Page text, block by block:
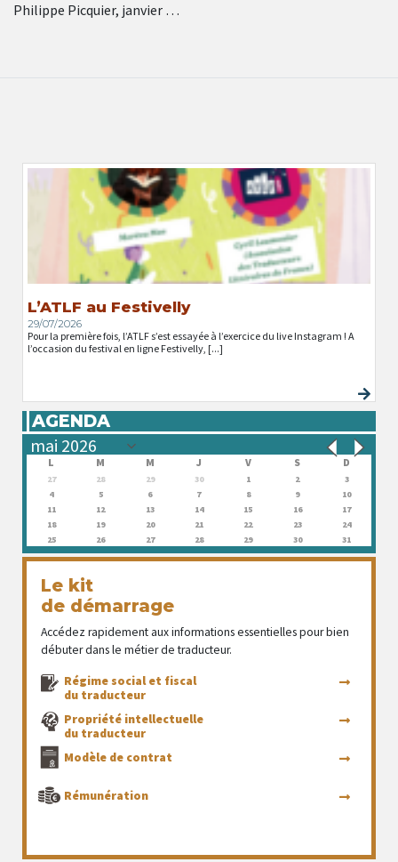
Philippe Picquier, janvier …
L’ATLF au Festivelly
29/07/2026
Pour la première fois, l’ATLF s’est essayée à l’exercice du live Instagram ! A
l’occasion du festival en ligne Festivelly, [...]
AGENDA
L M M J V S D
27 28 29 30 1 2
3
4
5 6 7 8 9
10
11
12 13 14 15 16
17
18
19 20 21 22 23
24
25
26 27 28 29 30 31
Le kit
de démarrage
Accédez rapidement aux informations essentielles pour bien
débuter dans le métier de traducteur.
Régime social et fiscal
du traducteur
Propriété intellectuelle
du traducteur
Modèle de contrat
Rémunération